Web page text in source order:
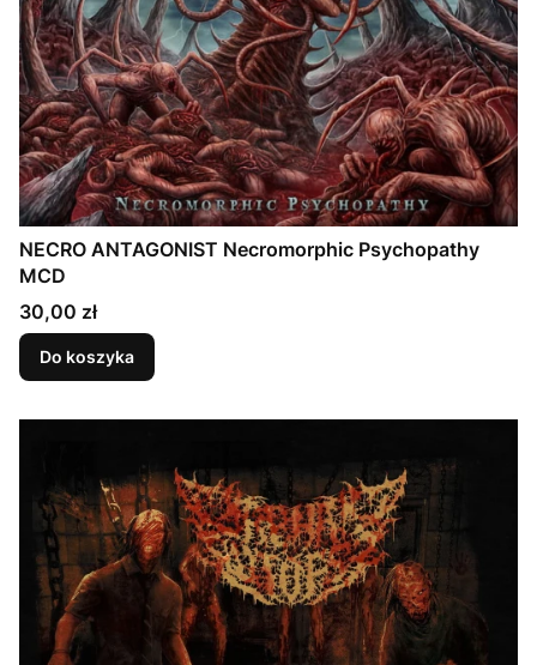
NECRO ANTAGONIST Necromorphic Psychopathy
MCD
Cena
30,00 zł
Do koszyka